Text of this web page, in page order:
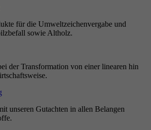
für die Umweltzeichenvergabe und
sowie Altholz.
der Transformation von einer linearen hin
unseren Gutachten in allen Belangen